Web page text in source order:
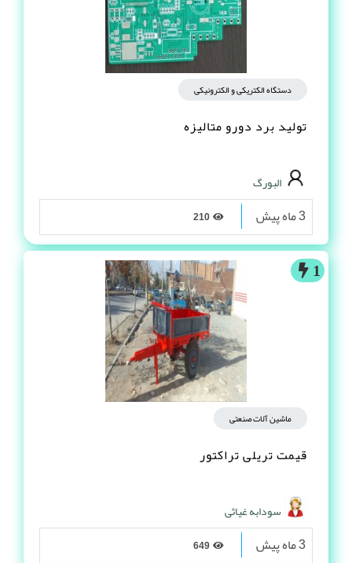
دستگاه الکتریکی و الکترونیکی
تولید برد دورو متالیزه
البورگ
3 ماه پیش
1
ماشین آلات صنعتی
قیمت تریلی تراکتور
سودابه غیاثی
3 ماه پیش